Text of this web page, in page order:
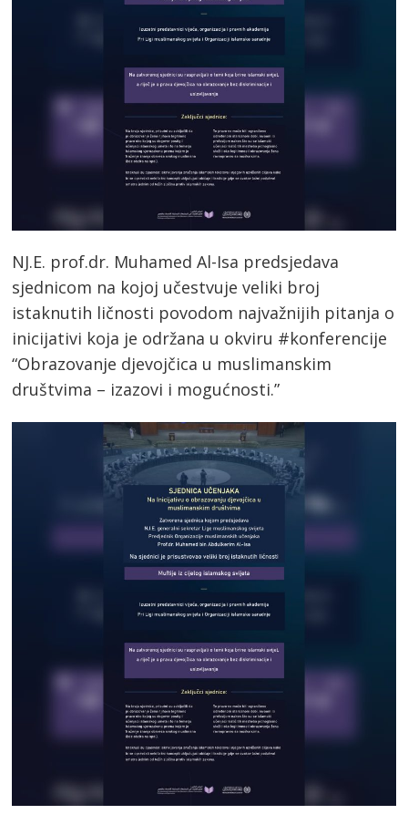
NJ.E. prof.dr. Muhamed Al-Isa predsjedava
sjednicom na kojoj učestvuje veliki broj
istaknutih ličnosti povodom najvažnijih pitanja o
inicijativi koja je održana u okviru #konferencije
“Obrazovanje djevojčica u muslimanskim
društvima – izazovi i mogućnosti.”